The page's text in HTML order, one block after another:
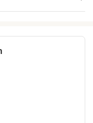
protettori
lato